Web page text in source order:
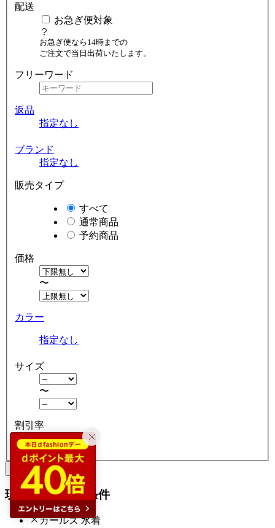
配送
お急ぎ便対象
お急ぎ便なら14時までの
ご注文で当日出荷いたします。
フリーワード
返品
指定なし
ブランド
指定なし
販売タイプ
すべて
通常商品
予約商品
価格
〜
カラー
指定なし
サイズ
〜
割引率
クリア 絞り込む
現在の絞り込み条件
ガールズ 水着